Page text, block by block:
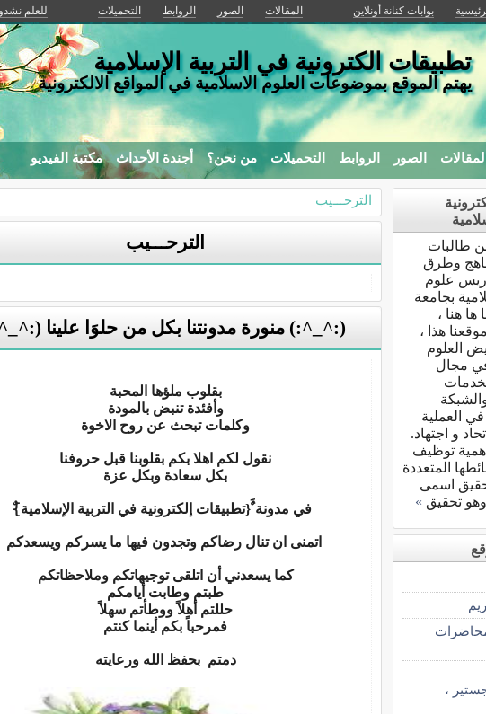
بوابات كنانة أونلاين المقالات الصور الروابط التحميلات للعلم
تطبيقات الكترونية في التربية الإسلامية
يهتم الموقع بموضوعات العلوم الاسلامية في المواقع الالكترونية
المقالات الصور الروابط التحميلات من نحن؟ أجندة الأحداث مكتبة الفيديو
الترحـــيب
الترحـــيب
(:^_^:) منورة مدونتنا بكل من حلوَا علينا
بقلوب ملؤها المحبة
وأفئدة تنبض بالمودة
وكلمات تبحث عن روح الاخوة
نقول لكم اهلا بكم بقلوبنا قبل حروفنا
بكل سعادة وبكل عزة
في مدونة ٌَ{تطبيقات إلكترونية في التربية الإسلامية}ٌ
اتمنى ان تنال رضاكم وتجدون فيها ما يسركم ويسعدكم
كما يسعدني أن اتلقى توجيهاتكم وملاحظاتكم
طبتم وطابت أيامكم
حللتم أهلاً ووطأتم سهلاً
فمرحباً بكم أينما كنتم
دمتم بحفظ الله ورعايته
طالبات
وطرق
علوم
بجامعة
ها هنا ،
هذا ،
العلوم
مجال
والشبكة
في العملية
و اجتهاد.
توظيف
المتعددة
اسمى
وهو تحقيق »
،